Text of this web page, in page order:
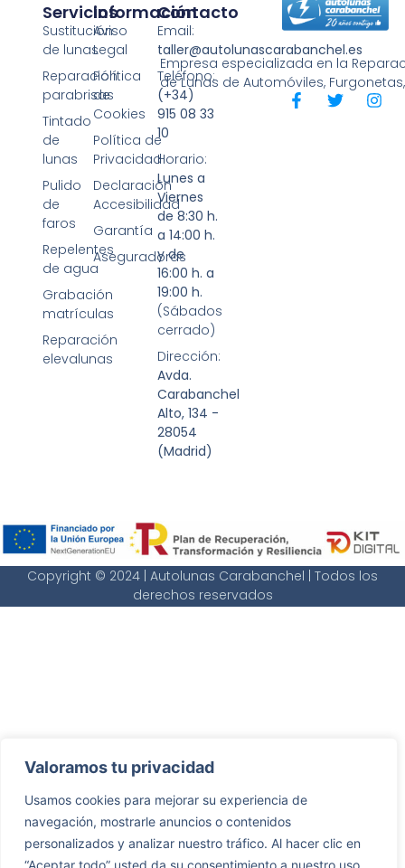
Valoramos tu privacidad
Usamos cookies para mejorar su experiencia de
navegación, mostrarle anuncios o contenidos
personalizados y analizar nuestro tráfico. Al hacer clic en
“Aceptar todo” usted da su consentimiento a nuestro uso
Empresa especializada en la
de Lunas de Automóviles,
Servicios
Sustitución
de lunas
Reparación
parabrisas
Tintado
de
lunas
Pulido
de
faros
Repelentes
de agua
Grabación
matrículas
Reparación
elevalunas
Información
Aviso
Legal
Política
de
Cookies
Política de
Privacidad
Declaración
Accesibilidad
Garantía
Aseguradoras
Contacto
Email:
taller@autolunascarabanchel.es
Teléfono:
(+34)
915 08 33
10
Horario:
Lunes a
Viernes
de 8:30 h.
a 14:00 h.
y de
16:00 h. a
19:00 h.
(Sábados
cerrado)
Dirección:
Avda.
Carabanchel
Alto, 134 -
28054
(Madrid)
Copyright © 2024 | Autolunas Carabanchel | Todos los
derechos reservados